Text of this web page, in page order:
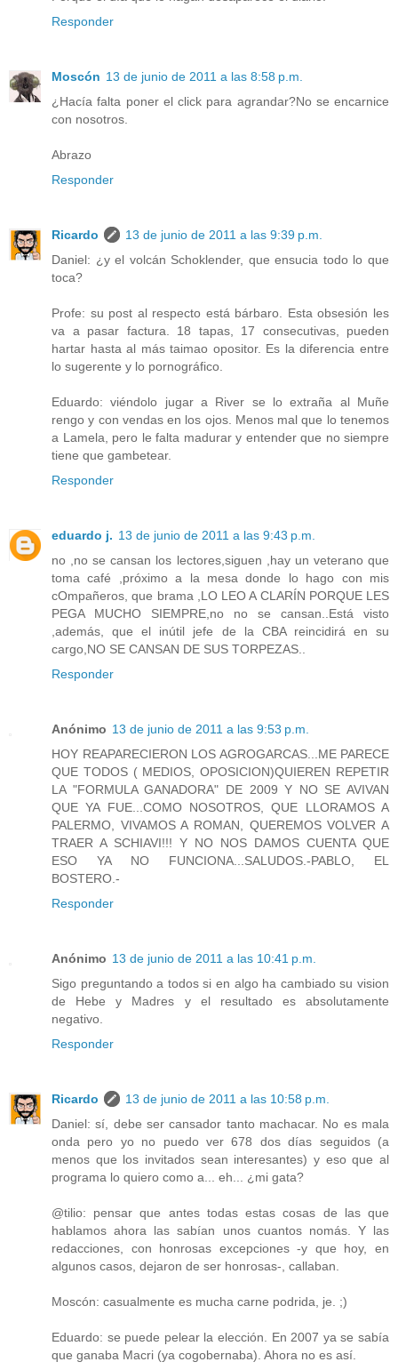
Responder
Moscón 13 de junio de 2011 a las 8:58 p.m.
¿Hacía falta poner el click para agrandar?No se encarnice
con nosotros.
Abrazo
Responder
Ricardo
13 de junio de 2011 a las 9:39 p.m.
Daniel: ¿y el volcán Schoklender, que ensucia todo lo que
toca?
Profe: su post al respecto está bárbaro. Esta obsesión les
va a pasar factura. 18 tapas, 17 consecutivas, pueden
hartar hasta al más taimao opositor. Es la diferencia entre
lo sugerente y lo pornográfico.
Eduardo: viéndolo jugar a River se lo extraña al Muñe
rengo y con vendas en los ojos. Menos mal que lo tenemos
a Lamela, pero le falta madurar y entender que no siempre
tiene que gambetear.
Responder
eduardo j. 13 de junio de 2011 a las 9:43 p.m.
no ,no se cansan los lectores,siguen ,hay un veterano que
toma café ,próximo a la mesa donde lo hago con mis
cOmpañeros, que brama ,LO LEO A CLARÍN PORQUE LES
PEGA MUCHO SIEMPRE,no no se cansan..Está visto
,además, que el inútil jefe de la CBA reincidirá en su
cargo,NO SE CANSAN DE SUS TORPEZAS..
Responder
Anónimo 13 de junio de 2011 a las 9:53 p.m.
HOY REAPARECIERON LOS AGROGARCAS...ME PARECE
QUE TODOS ( MEDIOS, OPOSICION)QUIEREN REPETIR
LA "FORMULA GANADORA" DE 2009 Y NO SE AVIVAN
QUE YA FUE...COMO NOSOTROS, QUE LLORAMOS A
PALERMO, VIVAMOS A ROMAN, QUEREMOS VOLVER A
TRAER A SCHIAVI!!! Y NO NOS DAMOS CUENTA QUE
ESO YA NO FUNCIONA...SALUDOS.-PABLO, EL
BOSTERO.-
Responder
Anónimo 13 de junio de 2011 a las 10:41 p.m.
Sigo preguntando a todos si en algo ha cambiado su vision
de Hebe y Madres y el resultado es absolutamente
negativo.
Responder
Ricardo
13 de junio de 2011 a las 10:58 p.m.
Daniel: sí, debe ser cansador tanto machacar. No es mala
onda pero yo no puedo ver 678 dos días seguidos (a
menos que los invitados sean interesantes) y eso que al
programa lo quiero como a... eh... ¿mi gata?
@tilio: pensar que antes todas estas cosas de las que
hablamos ahora las sabían unos cuantos nomás. Y las
redacciones, con honrosas excepciones -y que hoy, en
algunos casos, dejaron de ser honrosas-, callaban.
Moscón: casualmente es mucha carne podrida, je. ;)
Eduardo: se puede pelear la elección. En 2007 ya se sabía
que ganaba Macri (ya cogobernaba). Ahora no es así.